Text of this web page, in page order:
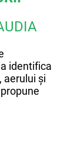
identifica
aerului și